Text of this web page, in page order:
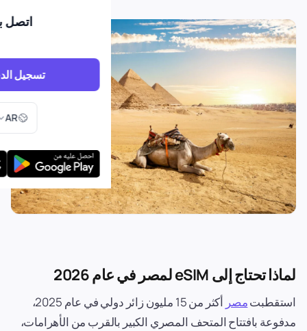
اتصل
تسجيل
AR
اختر
لماذا تحتاج إلى eSIM لمصر في عام 2026
استقطبتمصر
أكثر من 15 مليون زائر دولي في عام 2025،
مدفوعة بافتتاح المتحف المصري الكبير بالقرب من الأهرامات،